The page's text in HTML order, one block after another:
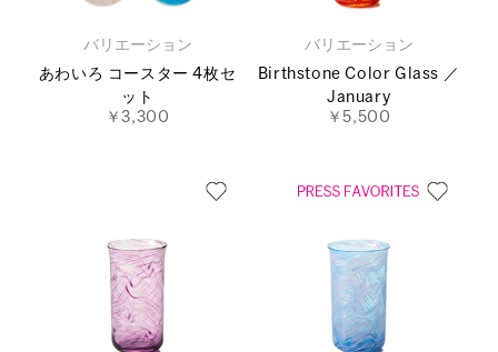
バリエーション
あわいろ コースター 4枚セ
ット
￥3,300
バリエーション
Birthstone Color Glass ／
January
￥5,500